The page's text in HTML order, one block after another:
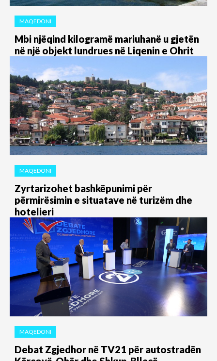
MAQEDONI
Mbi njëqind kilogramë mariuhanë u gjetën
në një objekt lundrues në Liqenin e Ohrit
MAQEDONI
Zyrtarizohet bashkëpunimi për
përmirësimin e situatave në turizëm dhe
hotelieri
MAQEDONI
Debat Zgjedhor në TV21 për autostradën